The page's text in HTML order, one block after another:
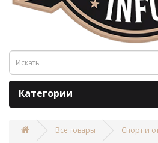
Категории
Все товары Спорт и